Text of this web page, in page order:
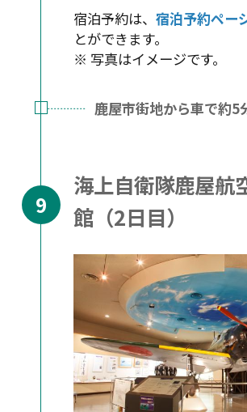
宿泊予約は、 宿泊予約ペー
とができます。
※ 写真はイメージです。
鹿屋市街地から車で約5
海上自衛隊鹿屋航
館（2日目）